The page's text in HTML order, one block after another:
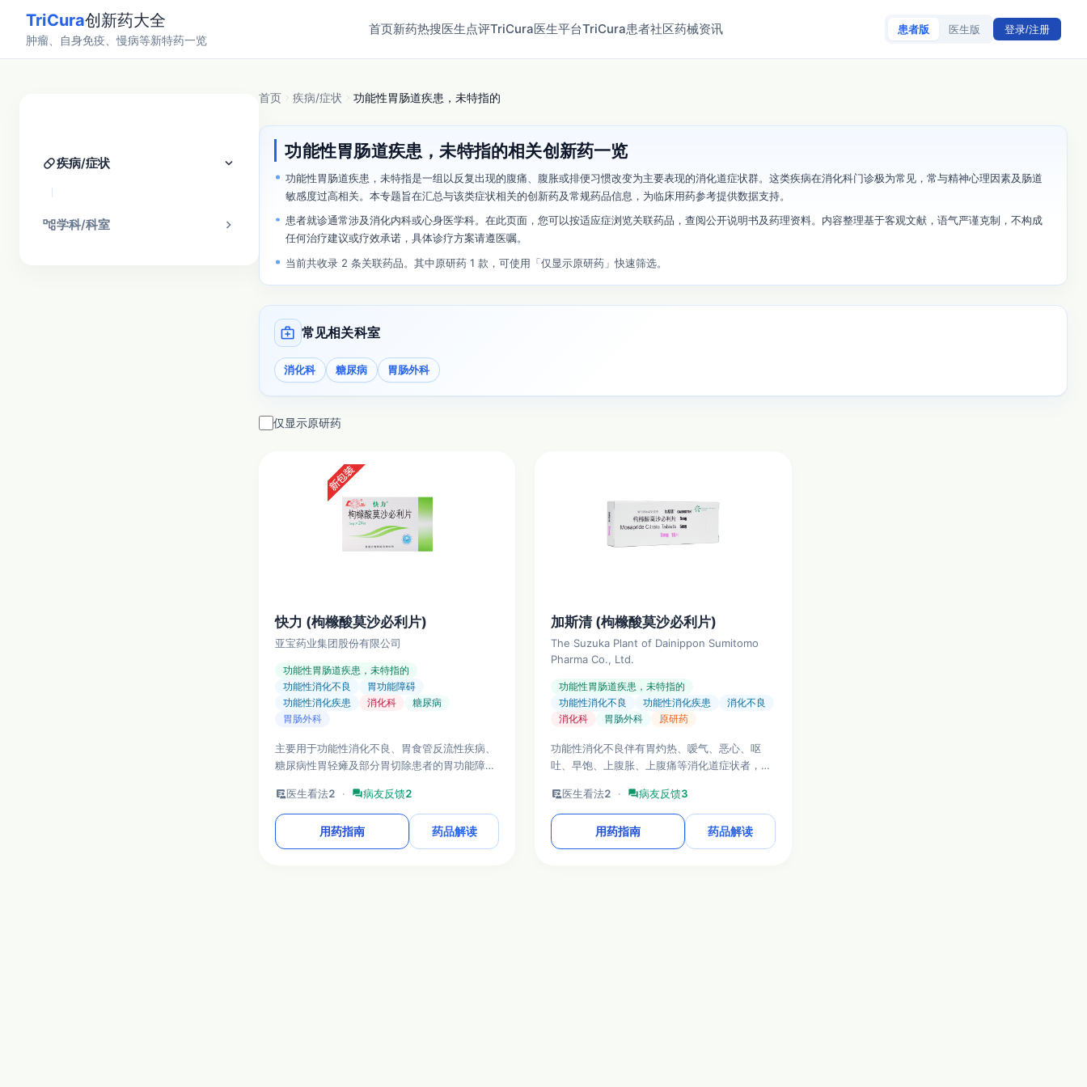
TriCura创新药大全
肿瘤、自身免疫、慢病等新特药一览
首页新药热搜医生点评TriCura医生平台TriCura患者社区药械资讯 患者版 医生版 登录/注册
pill疾病/症状 keyboard_arrow_down
account_tree学科/科室 chevron_right
首页 疾病/症状 功能性胃肠道疾患，未特指的
功能性胃肠道疾患，未特指的相关创新药一览
功能性胃肠道疾患，未特指是一组以反复出现的腹痛、腹胀或排便习惯改变为主要表现的消化道症状群。这类疾病在消化科门诊极为常见，常与精神心理因素及肠道
敏感度过高相关。本专题旨在汇总与该类症状相关的创新药及常规药品信息，为临床用药参考提供数据支持。
患者就诊通常涉及消化内科或心身医学科。在此页面，您可以按适应症浏览关联药品，查阅公开说明书及药理资料。内容整理基于客观文献，语气严谨克制，不构成
任何治疗建议或疗效承诺，具体诊疗方案请遵医嘱。
当前共收录 2 条关联药品。其中原研药 1 款，可使用「仅显示原研药」快速筛选。
medical_services 常见相关科室
消化科 糖尿病 胃肠外科
仅显示原研药
快力 (枸橼酸莫沙必利片)
亚宝药业集团股份有限公司
功能性胃肠道疾患，未特指的
功能性消化不良
胃功能障碍
功能性消化疾患
消化科
糖尿病
胃肠外科
主要用于功能性消化不良、胃食管反流性疾病、
糖尿病性胃轻瘫及部分胃切除患者的胃功能障碍
clinical_notes医生看法2 · forum病友反馈2
用药指南 药品解读
加斯清 (枸橼酸莫沙必利片)
The Suzuka Plant of Dainippon Sumitomo
Pharma Co., Ltd.
功能性胃肠道疾患，未特指的
功能性消化不良
功能性消化疾患
消化不良
消化科
胃肠外科 原研药
功能性消化不良伴有胃灼热、嗳气、恶心、呕
吐、早饱、上腹胀、上腹痛等消化道症状者，用
clinical_notes医生看法2 · forum病友反馈3
用药指南 药品解读